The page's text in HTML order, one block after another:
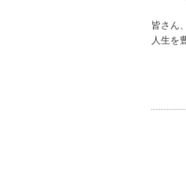
皆さん
人生を